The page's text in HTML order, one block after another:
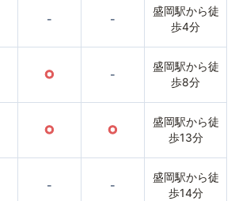
- -
盛岡駅から徒
歩4分
○ -
盛岡駅から徒
歩8分
○ ○
盛岡駅から徒
歩13分
- -
盛岡駅から徒
歩14分